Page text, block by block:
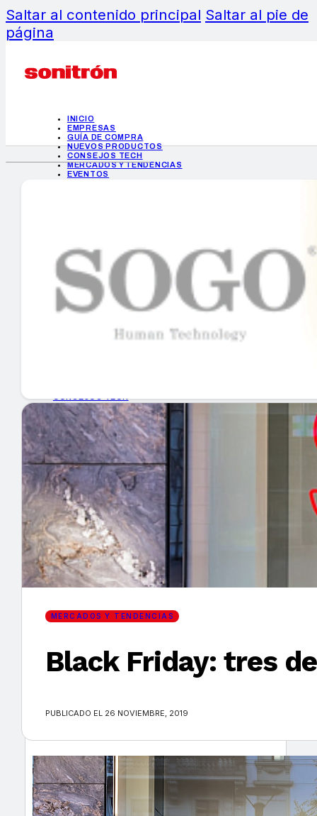
Saltar al contenido principal Saltar al pie de
página
INICIO
EMPRESAS
GUÍA DE COMPRA
NUEVOS PRODUCTOS
CONSEJOS TECH
MERCADOS Y TENDENCIAS
EVENTOS
INICIO
EMPRESAS
GUÍA DE COMPRA
MERCADOS Y TENDENCIAS
EVENTOS
HEMEROTECA
Encuentra tu noticia
MERCADOS Y TENDENCIAS
Black Friday: tres
PUBLICADO EL 26 NOVIEMBRE, 2019